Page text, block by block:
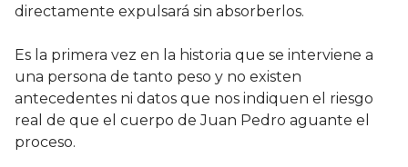
directamente expulsará sin absorberlos.
Es la primera vez en la historia que se interviene a
una persona de tanto peso y no existen
antecedentes ni datos que nos indiquen el riesgo
real de que el cuerpo de Juan Pedro aguante el
proceso.